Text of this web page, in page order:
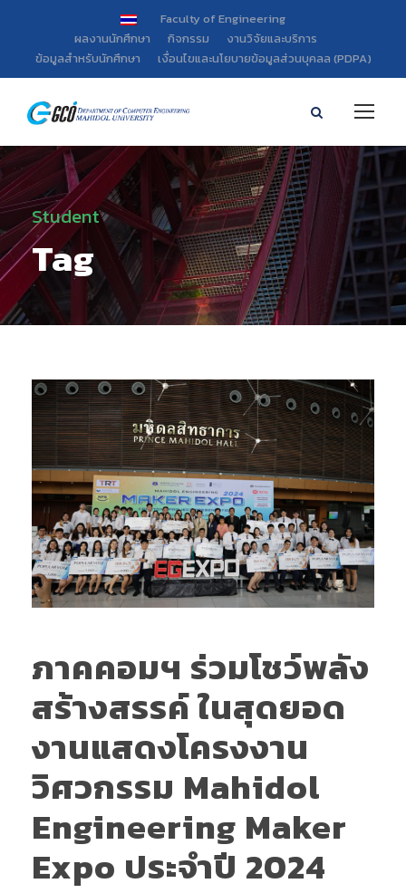
Faculty of Engineering
ผลงานนักศึกษา
กิจกรรม
งานวิจัยและบริการ
ข้อมูลสำหรับนักศึกษา
เงื่อนไขและนโยบายข้อมูลส่วนบุคลล (PDPA)
Student
Tag
ภาคคอมฯ ร่วมโชว์พลัง
สร้างสรรค์ ในสุดยอด
งานแสดงโครงงาน
วิศวกรรม Mahidol
Engineering Maker
Expo ประจำปี 2024